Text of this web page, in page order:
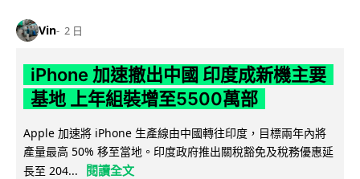
Vin 2 日
iPhone 加速撤出中國 印度成新機主要
基地 上年組裝增至5500萬部
Apple 加速將 iPhone 生產線由中國轉往印度，目標兩年內將
產量最高 50% 移至當地。印度政府推出關稅豁免及稅務優惠延
長至 204...
閱讀全文